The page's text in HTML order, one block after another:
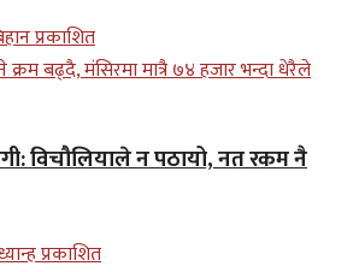
प्रकाशित
विचौलियाले न पठायो, नत रकम नै
प्रकाशित